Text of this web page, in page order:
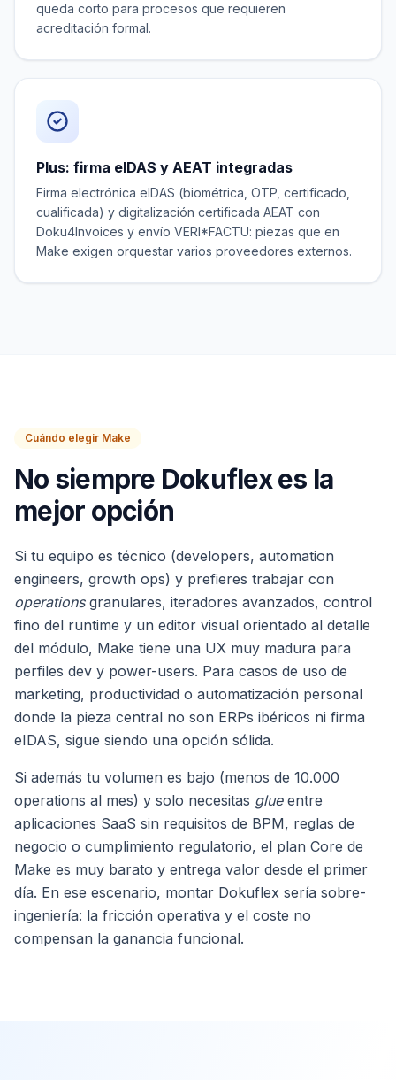
queda corto para procesos que requieren
acreditación formal.
Plus: firma eIDAS y AEAT integradas
Firma electrónica eIDAS (biométrica, OTP, certificado,
cualificada) y digitalización certificada AEAT con
Doku4Invoices y envío VERI*FACTU: piezas que en
Make exigen orquestar varios proveedores externos.
Cuándo elegir Make
No siempre Dokuflex es la
mejor opción
Si tu equipo es técnico (developers, automation
engineers, growth ops) y prefieres trabajar con
operationsgranulares, iteradores avanzados, control
fino del runtime y un editor visual orientado al detalle
del módulo, Make tiene una UX muy madura para
perfiles dev y power-users. Para casos de uso de
marketing, productividad o automatización personal
donde la pieza central no son ERPs ibéricos ni firma
eIDAS, sigue siendo una opción sólida.
Si además tu volumen es bajo (menos de 10.000
operations al mes) y solo necesitas glueentre
aplicaciones SaaS sin requisitos de BPM, reglas de
negocio o cumplimiento regulatorio, el plan Core de
Make es muy barato y entrega valor desde el primer
día. En ese escenario, montar Dokuflex sería sobre-
ingeniería: la fricción operativa y el coste no
compensan la ganancia funcional.